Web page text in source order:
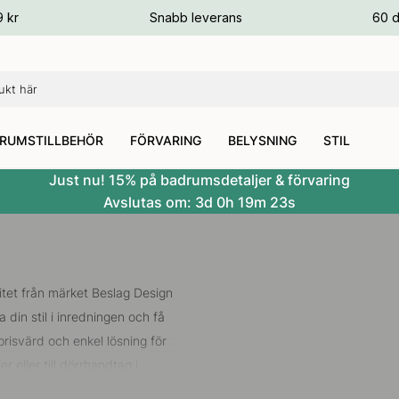
kr Snabb leverans 60
FÖRVARING BELYSNING STIL
Just nu! 15% på badrumsdetaljer & förvaring
Avslutas om: 3d 0h 19m 22s
från märket Beslag Design
din stil i inredningen och få
och enkel lösning för
ändras markant av ett